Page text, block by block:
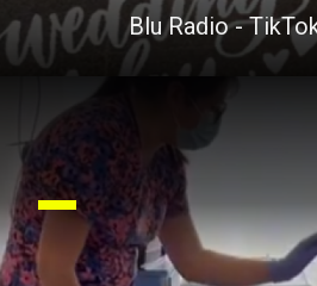
Blu Radio -